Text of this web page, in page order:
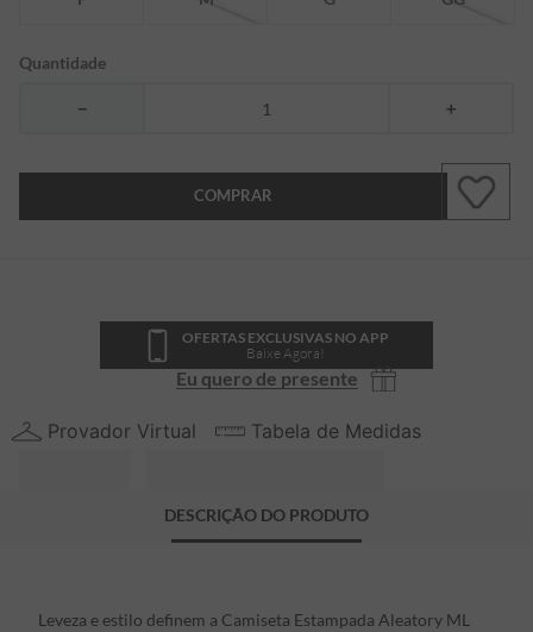
Quantidade
＋
－
COMPRAR
OFERTAS EXCLUSIVAS NO APP
Baixe Agora!
Eu quero de presente
Provador Virtual Tabela de Medidas
DESCRIÇÃO DO PRODUTO
Leveza e estilo definem a Camiseta Estampada Aleatory ML